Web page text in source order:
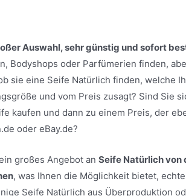
Auswahl, sehr günstig und sofort
Bodyshops oder Parfümerien finden,
sie eine Seife Natürlich finden, welche
und vom Preis zusagt? Sind Sie
kaufen und dann zu einem Preis, der
oder eBay.de?
großes Angebot an Seife Natürlich von
, was Ihnen die Möglichkeit bietet,
Seife Natürlich aus Überproduktion